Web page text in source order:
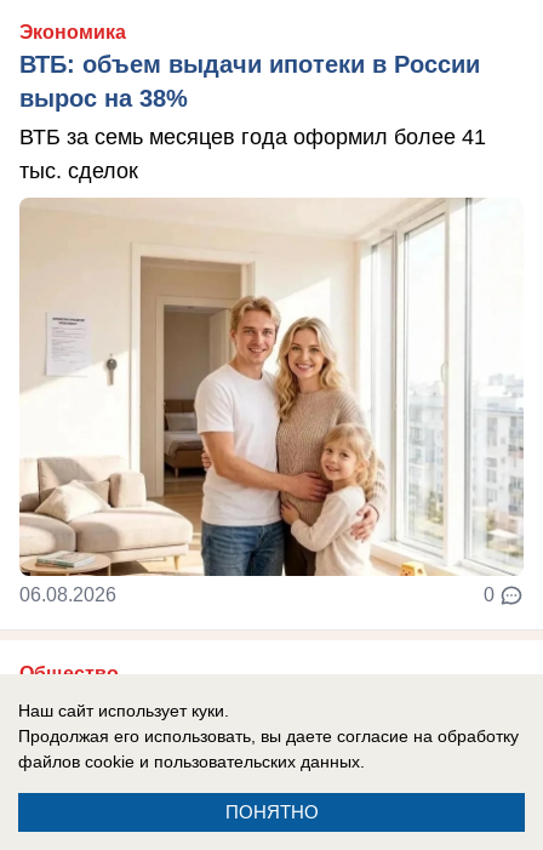
Экономика
ВТБ: объем выдачи ипотеки в России
вырос на 38%
ВТБ за семь месяцев года оформил более 41
тыс. сделок
06.08.2026 0
Общество
Новости СВО: Залужный сдал ВСУ,
украинские солдаты бегут в женских
платьях
«Кроме жалости и презрения» — священник о
Наш сайт использует куки.
Продолжая его использовать, вы даете согласие на обработку
файлов cookie и пользовательских данных.
ПОНЯТНО